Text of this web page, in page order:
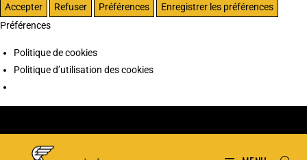
Accepter Refuser Préférences
Enregistrer les préférences
Préférences
Politique de cookies
Politique d’utilisation des cookies